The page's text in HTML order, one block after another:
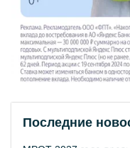
Последние